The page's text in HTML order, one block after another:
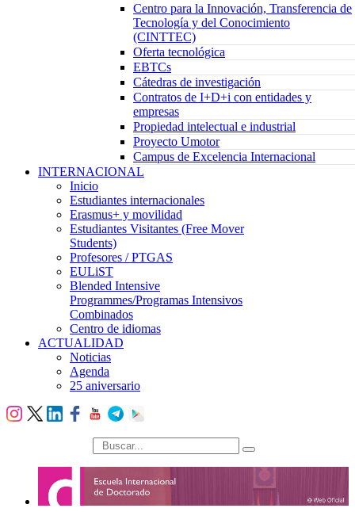
Centro para la Innovación, Transferencia de
Tecnología y del Conocimiento
(CINTTEC)
Oferta tecnológica
EBTCs
Cátedras de investigación
Contratos de I+D+i con entidades y
empresas
Propiedad intelectual e industrial
Proyecto Umotor
Campus de Excelencia Internacional
INTERNACIONAL
Inicio
Estudiantes internacionales
Erasmus+ y movilidad
Estudiantes Visitantes (Free Mover
Students)
Profesores / PTGAS
EULiST
Blended Intensive
Programmes/Programas Intensivos
Combinados
Centro de idiomas
ACTUALIDAD
Noticias
Agenda
25 aniversario
búsqueda